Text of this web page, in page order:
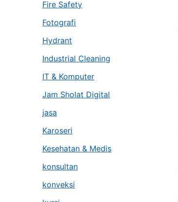
Fire Safety
Fotografi
Hydrant
Industrial Cleaning
IT & Komputer
Jam Sholat Digital
jasa
Karoseri
Kesehatan & Medis
konsultan
konveksi